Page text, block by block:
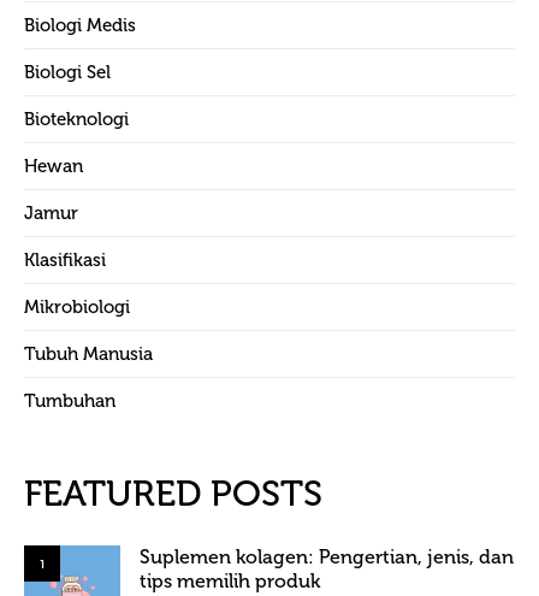
Biologi Medis
Biologi Sel
Bioteknologi
Hewan
Jamur
Klasifikasi
Mikrobiologi
Tubuh Manusia
Tumbuhan
FEATURED POSTS
1
Suplemen kolagen: Pengertian, jenis, dan
tips memilih produk